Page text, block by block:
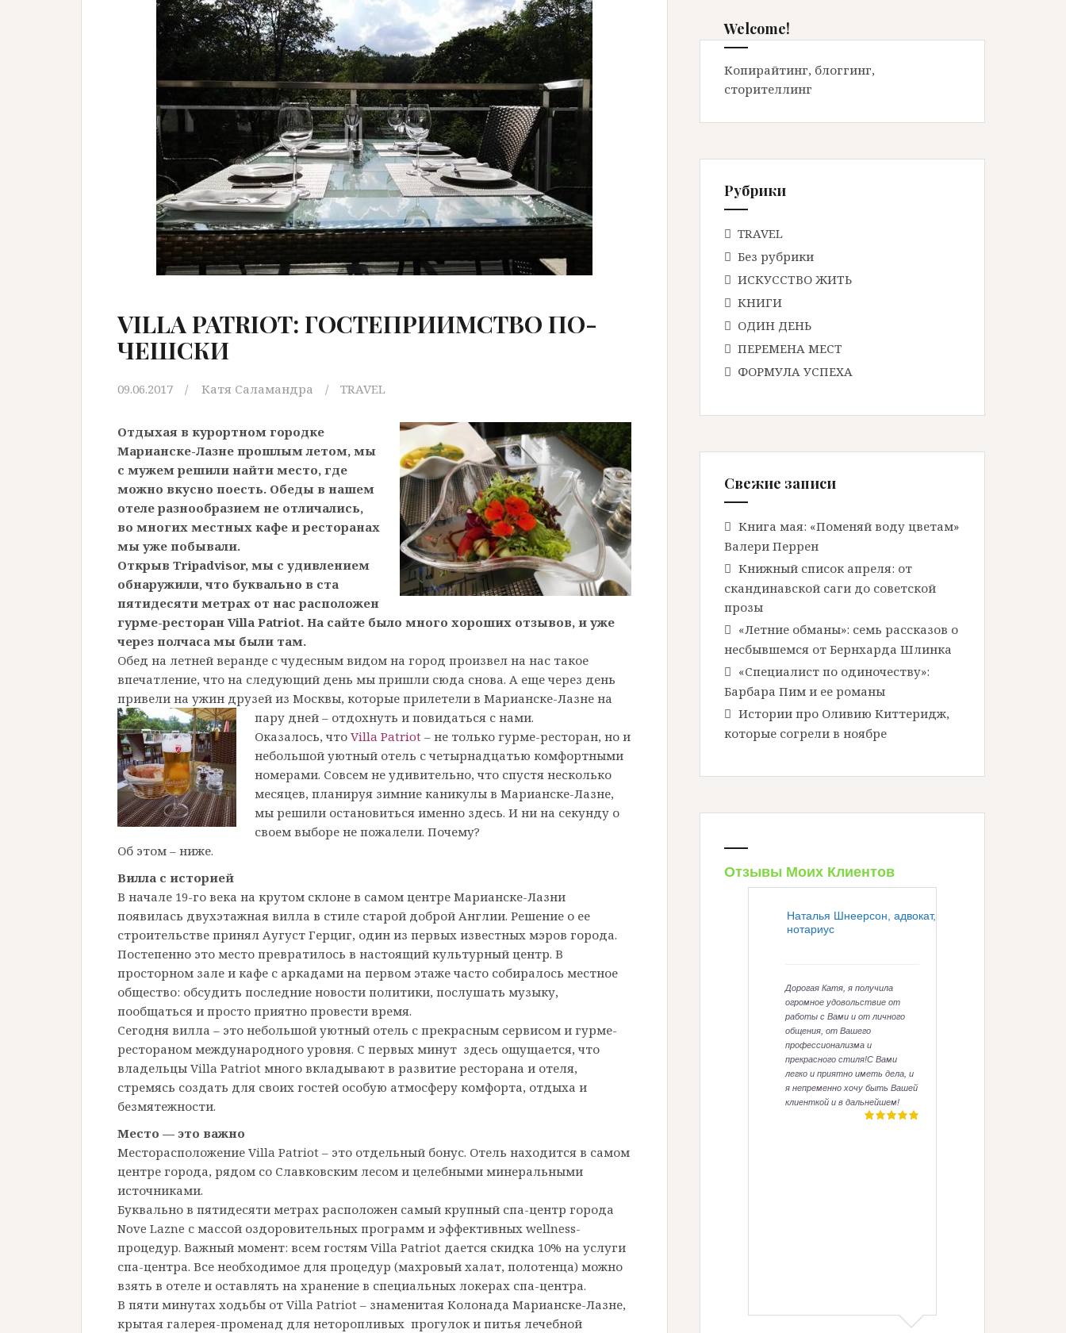
VILLA PATRIOT: ГОСТЕПРИИМСТВО ПО-
ЧЕШСКИ
09.06.2017 Катя Саламандра TRAVEL
Отдыхая в курортном городке
Марианске-Лазне прошлым летом, мы
с мужем решили найти место, где
можно вкусно поесть. Обеды в нашем
отеле разнообразием не отличались,
во многих местных кафе и ресторанах
мы уже побывали.
Открыв Tripadvisor, мы с удивлением
обнаружили, что буквально в ста
пятидесяти метрах от нас расположен
гурме-ресторан Villa Patriot. На сайте было много хороших отзывов, и уже
через полчаса мы были там.
Обед на летней веранде с чудесным видом на город произвел на нас такое
впечатление, что на следующий день мы пришли сюда снова. А еще через день
привели на ужин друзей из Москвы, которые прилетели в Марианске-Лазне на
пару дней – отдохнуть и повидаться с нами.
Оказалось, что Villa Patriot – не только гурме-ресторан, но и
небольшой уютный отель с четырнадцатью комфортными
номерами. Совсем не удивительно, что спустя несколько
месяцев, планируя зимние каникулы в Марианске-Лазне,
мы решили остановиться именно здесь. И ни на секунду о
своем выборе не пожалели. Почему?
Об этом – ниже.
Вилла с историей
В начале 19-го века на крутом склоне в самом центре Марианске-Лазни
появилась двухэтажная вилла в стиле старой доброй Англии. Решение о ее
строительстве принял Аугуст Герциг, один из первых известных мэров города.
Постепенно это место превратилось в настоящий культурный центр. В
просторном зале и кафе с аркадами на первом этаже часто собиралось местное
общество: обсудить последние новости политики, послушать музыку,
пообщаться и просто приятно провести время.
Сегодня вилла – это небольшой уютный отель с прекрасным сервисом и гурме-
рестораном международного уровня. С первых минут здесь ощущается, что
владельцы Villa Patriot много вкладывают в развитие ресторана и отеля,
стремясь создать для своих гостей особую атмосферу комфорта, отдыха и
безмятежности.
Место — это важно
Месторасположение Villa Patriot – это отдельный бонус. Отель находится в самом
центре города, рядом со Славковским лесом и целебными минеральными
источниками.
Буквально в пятидесяти метрах расположен самый крупный спа-центр города
Nove Lazne с массой оздоровительных программ и эффективных wellness-
процедур. Важный момент: всем гостям Villa Patriot дается скидка 10% на услуги
спа-центра. Все необходимое для процедур (махровый халат, полотенца) можно
взять в отеле и оставлять на хранение в специальных локерах спа-центра.
В пяти минутах ходьбы от Villa Patriot – знаменитая Колонада Марианске-Лазне,
крытая галерея-променад для неторопливых прогулок и питья лечебной
Welcome!
Копирайтинг, блоггинг,
сторителлинг
Рубрики
TRAVEL
Без рубрики
ИСКУССТВО ЖИТЬ
КНИГИ
ОДИН ДЕНЬ
ПЕРЕМЕНА МЕСТ
ФОРМУЛА УСПЕХА
Свежие записи
Книга мая: «Поменяй воду цветам»
Валери Перрен
Книжный список апреля: от
скандинавской саги до советской
прозы
«Летние обманы»: семь рассказов о
несбывшемся от Бернхарда Шлинка
«Специалист по одиночеству»:
Барбара Пим и ее романы
Истории про Оливию Киттеридж,
которые согрели в ноябре
Отзывы Моих Клиентов
Наталья Шнеерсон, адвокат,
нотариус
Дорогая Катя, я получила
огромное удовольствие от
работы с Вами и от личного
общения, от Вашего
профессионализма и
прекрасного стиля!С Вами
легко и приятно иметь дела, и
я непременно хочу быть Вашей
клиенткой и в дальнейшем!